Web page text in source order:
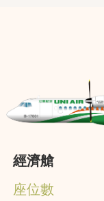
經濟艙
座位數